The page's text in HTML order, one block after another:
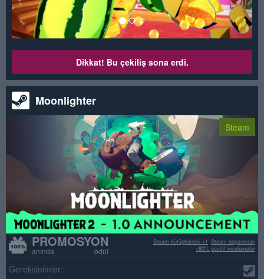
Dikkat! Bu çekiliş sona erdi.
Moonlighter
Steam
PROMOSYON
anında ödül
Steam başarımları
Steam kütüphanesi +1
>80% pozitif incelemeler
Gereksinimler: